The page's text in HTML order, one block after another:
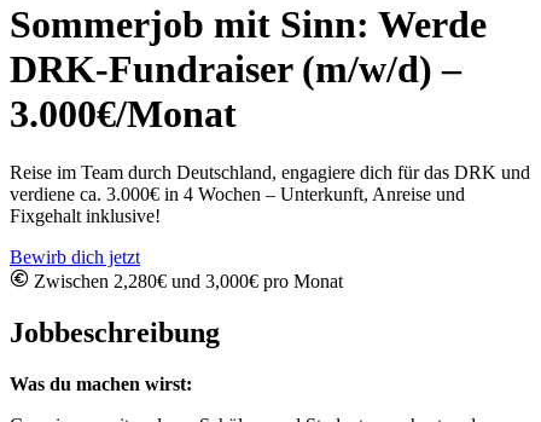
Sommerjob mit Sinn: Werde
DRK-Fundraiser (m/w/d) –
3.000€/Monat
Reise im Team durch Deutschland, engagiere dich für das DRK und
verdiene ca. 3.000€ in 4 Wochen – Unterkunft, Anreise und
Fixgehalt inklusive!
Bewirb dich jetzt
Zwischen 2,280€ und 3,000€ pro Monat
Jobbeschreibung
Was du machen wirst: